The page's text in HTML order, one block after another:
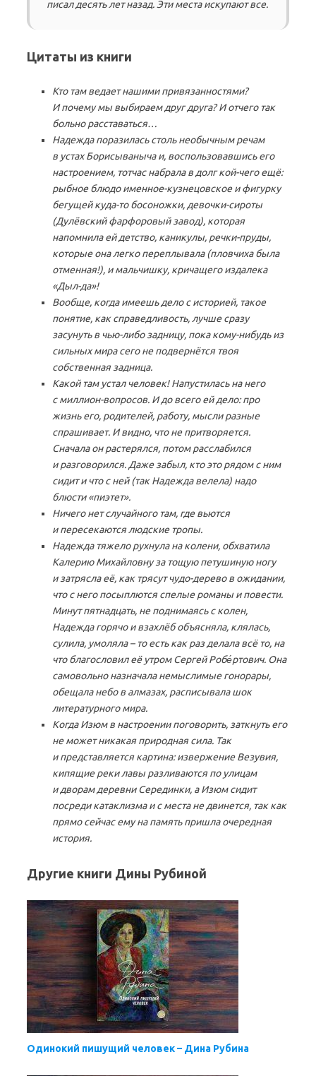
писал десять лет назад. Эти места искупают все.
Цитаты из книги
Кто там ведает нашими привязанностями?
И почему мы выбираем друг друга? И отчего так
больно расставаться…
Надежда поразилась столь необычным речам
в устах Борисываныча и, воспользовавшись его
настроением, тотчас набрала в долг кой-чего ещё:
рыбное блюдо именное-кузнецовское и фигурку
бегущей куда-то босоножки, девочки-сироты
(Дулёвский фарфоровый завод), которая
напомнила ей детство, каникулы, речки-пруды,
которые она легко переплывала (пловчиха была
отменная!), и мальчишку, кричащего издалека
«Дыл-да»!
Вообще, когда имеешь дело с историей, такое
понятие, как справедливость, лучше сразу
засунуть в чью-либо задницу, пока кому-нибудь из
сильных мира сего не подвернётся твоя
собственная задница.
Какой там устал человек! Напустилась на него
с миллион-вопросов. И до всего ей дело: про
жизнь его, родителей, работу, мысли разные
спрашивает. И видно, что не притворяется.
Сначала он растерялся, потом расслабился
и разговорился. Даже забыл, кто это рядом с ним
сидит и что с ней (так Надежда велела) надо
блюсти «пиэтет».
Ничего нет случайного там, где вьются
и пересекаются людские тропы.
Надежда тяжело рухнула на колени, обхватила
Калерию Михайловну за тощую петушиную ногу
и затрясла её, как трясут чудо-дерево в ожидании,
что с него посыплются спелые романы и повести.
Минут пятнадцать, не поднимаясь с колен,
Надежда горячо и взахлёб объясняла, клялась,
сулила, умоляла – то есть как раз делала всё то, на
что благословил её утром Сергей Робе́ртович. Она
самовольно назначала немыслимые гонорары,
обещала небо в алмазах, расписывала шок
литературного мира.
Когда Изюм в настроении поговорить, заткнуть его
не может никакая природная сила. Так
и представляется картина: извержение Везувия,
кипящие реки лавы разливаются по улицам
и дворам деревни Серединки, а Изюм сидит
посреди катаклизма и с места не двинется, так как
прямо сейчас ему на память пришла очередная
история.
Другие книги Дины Рубиной
Одинокий пишущий человек – Дина Рубина